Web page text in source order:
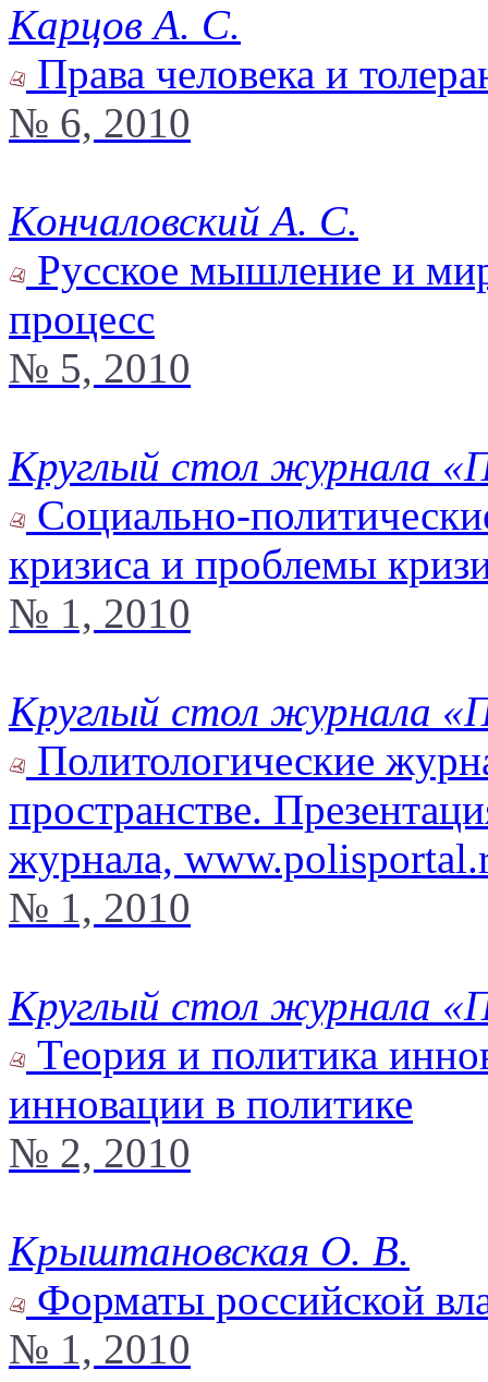
Карцов А. С.
Права человека и
№ 6, 2010
Кончаловский А. С.
Русское мышление и
процесс
№ 5, 2010
Круглый стол журнала
Социально-
кризиса и проблемы
№ 1, 2010
Круглый стол журнала
Политологические
пространстве.
журнала,
№ 1, 2010
Круглый стол журнала
Теория и политика
инновации в политике
№ 2, 2010
Крыштановская О. В.
Форматы российской
№ 1, 2010